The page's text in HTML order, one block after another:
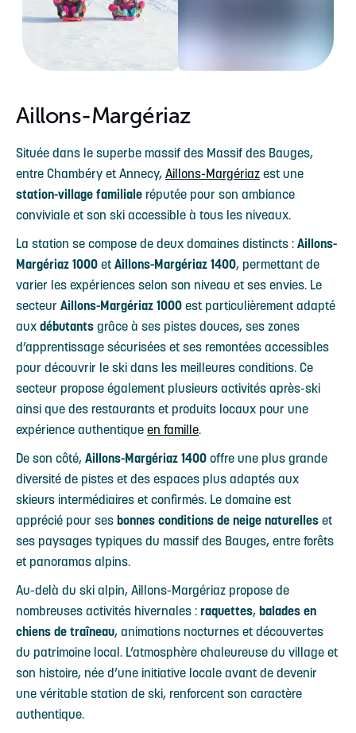
Aillons-Margériaz
Située dans le superbe massif des Massif des Bauges,
entre Chambéry et Annecy, Aillons-Margériaz est une
station-village familiale réputée pour son ambiance
conviviale et son ski accessible à tous les niveaux.
La station se compose de deux domaines distincts : Aillons-
Margériaz 1000 et Aillons-Margériaz 1400, permettant de
varier les expériences selon son niveau et ses envies. Le
secteur Aillons-Margériaz 1000 est particulièrement adapté
aux débutants grâce à ses pistes douces, ses zones
d’apprentissage sécurisées et ses remontées accessibles
pour découvrir le ski dans les meilleures conditions. Ce
secteur propose également plusieurs activités après-ski
ainsi que des restaurants et produits locaux pour une
expérience authentique en famille.
De son côté, Aillons-Margériaz 1400 offre une plus grande
diversité de pistes et des espaces plus adaptés aux
skieurs intermédiaires et confirmés. Le domaine est
apprécié pour ses bonnes conditions de neige naturelles et
ses paysages typiques du massif des Bauges, entre forêts
et panoramas alpins.
Au-delà du ski alpin, Aillons-Margériaz propose de
nombreuses activités hivernales : raquettes, balades en
chiens de traîneau, animations nocturnes et découvertes
du patrimoine local. L’atmosphère chaleureuse du village et
son histoire, née d’une initiative locale avant de devenir
une véritable station de ski, renforcent son caractère
authentique.